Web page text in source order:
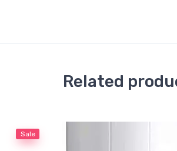
Related
Sale